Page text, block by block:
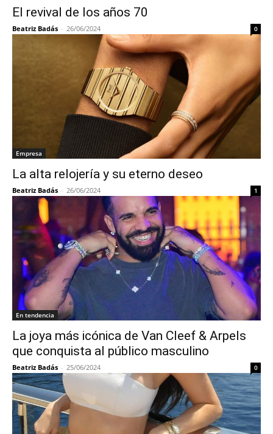
El revival de los años 70
Beatriz Badás - 26/06/2024 0
Empresa
La alta relojería y su eterno deseo
Beatriz Badás - 26/06/2024 1
En tendencia
La joya más icónica de Van Cleef & Arpels
que conquista al público masculino
Beatriz Badás - 25/06/2024 0